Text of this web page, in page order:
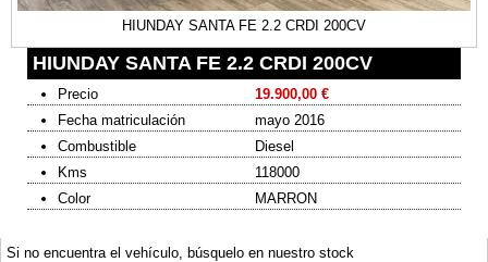
HIUNDAY SANTA FE 2.2 CRDI 200CV
HIUNDAY SANTA FE 2.2 CRDI 200CV
Precio
19.900,00 €
Fecha matriculación
mayo 2016
Combustible
Diesel
Kms
118000
Color
MARRON
Si no encuentra el vehículo, búsquelo en nuestro stock